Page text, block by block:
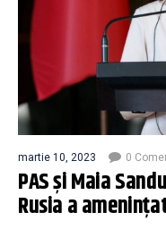
martie 10, 2023 0
PAS și Maia
Rusia a